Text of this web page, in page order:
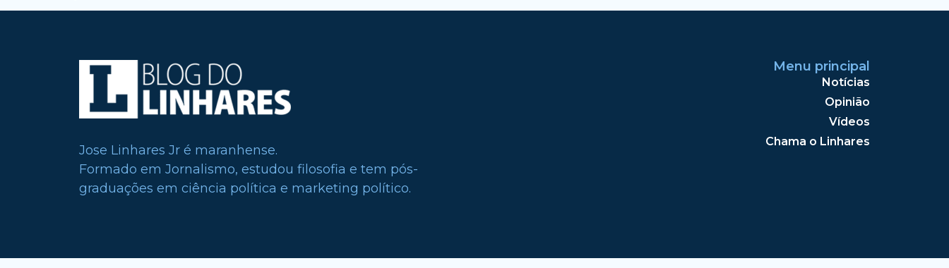
Jose Linhares Jr é maranhense.
Formado em Jornalismo, estudou filosofia e tem pós-
graduações em ciência política e marketing político.
Menu principal
Notícias
Opinião
Vídeos
Chama o Linhares